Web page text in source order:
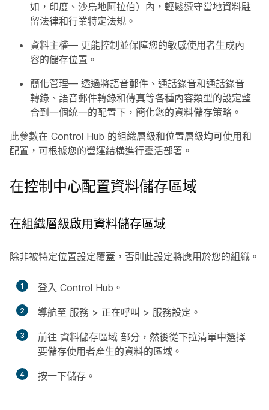
如，印度、沙烏地阿拉伯）內，輕鬆遵守當地資料駐
留法律和行業特定法規。
資料主權— 更能控制並保障您的敏感使用者生成內
容的儲存位置。
簡化管理— 透過將語音郵件、通話錄音和通話錄音
轉錄、語音郵件轉錄和傳真等各種內容類型的設定整
合到一個統一的配置下，簡化您的資料儲存策略。
此參數在 Control Hub 的組織層級和位置層級均可使用和
配置，可根據您的營運結構進行靈活部署。
在控制中心配置資料儲存區域
在組織層級啟用資料儲存區域
除非被特定位置設定覆蓋，否則此設定將應用於您的組織。
1 登入 Control Hub。
2 導航至 服務 > 正在呼叫 > 服務設定 。
3 前往 資料儲存區域 部分，然後從下拉清單中選擇
要儲存使用者產生的資料的區域。
4 按一下儲存 。